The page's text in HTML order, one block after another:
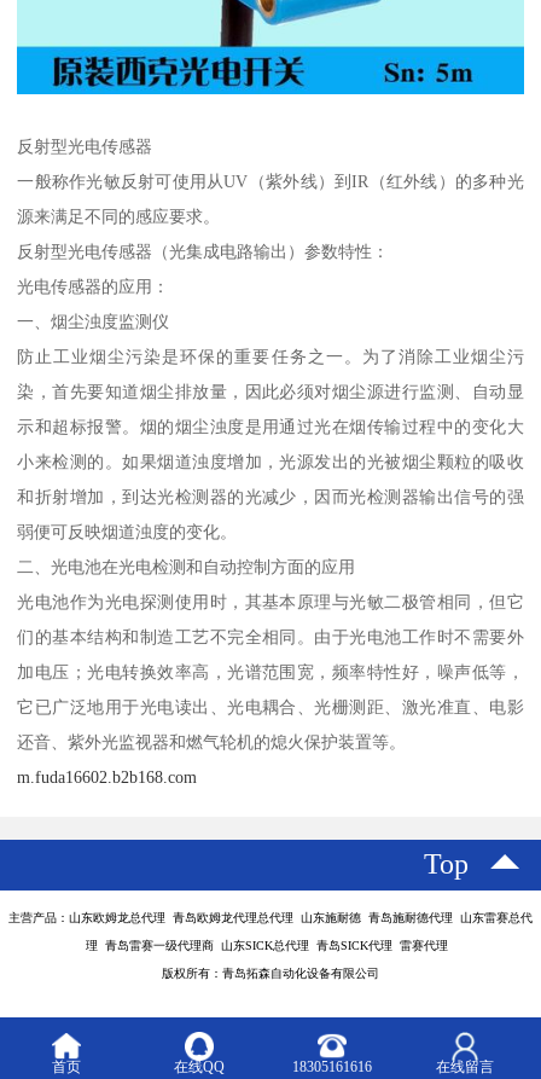
反射型光电传感器
一般称作光敏反射可使用从UV（紫外线）到IR（红外线）的多种光
源来满足不同的感应要求。
反射型光电传感器（光集成电路输出）参数特性：
光电传感器的应用：
一、烟尘浊度监测仪
防止工业烟尘污染是环保的重要任务之一。为了消除工业烟尘污
染，首先要知道烟尘排放量，因此必须对烟尘源进行监测、自动显
示和超标报警。烟的烟尘浊度是用通过光在烟传输过程中的变化大
小来检测的。如果烟道浊度增加，光源发出的光被烟尘颗粒的吸收
和折射增加，到达光检测器的光减少，因而光检测器输出信号的强
弱便可反映烟道浊度的变化。
二、光电池在光电检测和自动控制方面的应用
光电池作为光电探测使用时，其基本原理与光敏二极管相同，但它
们的基本结构和制造工艺不完全相同。由于光电池工作时不需要外
加电压；光电转换效率高，光谱范围宽，频率特性好，噪声低等，
它已广泛地用于光电读出、光电耦合、光栅测距、激光准直、电影
还音、紫外光监视器和燃气轮机的熄火保护装置等。
m.fuda16602.b2b168.com
Top
主营产品：山东欧姆龙总代理 青岛欧姆龙代理总代理 山东施耐德 青岛施耐德代理 山东雷赛总代
理 青岛雷赛一级代理商 山东SICK总代理 青岛SICK代理 雷赛代理
版权所有：青岛拓森自动化设备有限公司
首页 在线QQ 18305161616 在线留言